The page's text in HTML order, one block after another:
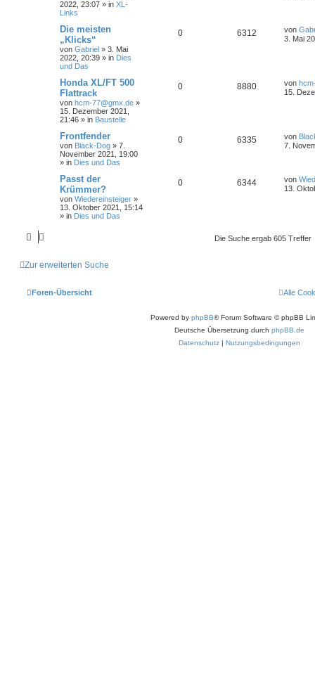
2022, 23:07 » in XL-
Links
Die meisten
„Klicks“
von Gabriel » 3. Mai
2022, 20:39 » in Dies
und Das
0 6312 von
3. Mai
Honda XL/FT 500
Flattrack
von hcm-77@gmx.de »
15. Dezember 2021,
21:46 » in Baustelle
0 8880 von
15.
Frontfender
von Black-Dog » 7.
November 2021, 19:00
» in Dies und Das
0 6335 von
7.
Passt der
Krümmer?
von Wiedereinsteiger »
13. Oktober 2021, 15:14
» in Dies und Das
0 6344 von
13.
Die Suche ergab 605 Treffer
Zur erweiterten Suche
Foren-Übersicht Alle
Powered by phpBB® Forum Software © phpBB
Deutsche Übersetzung durch phpBB.de
Datenschutz | Nutzungsbedingungen